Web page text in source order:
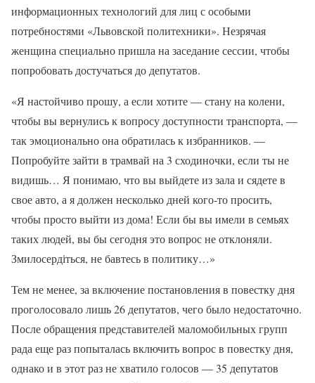
информационных технологий для лиц с особыми
потребностями «Львовской политехники». Незрячая
женщина специально пришла на заседание сессии, чтобы
попробовать достучаться до депутатов.
«Я настойчиво прошу, а если хотите — стану на колени,
чтобы вы вернулись к вопросу доступности транспорта, —
так эмоционально она обратилась к избранников. —
Попробуйте зайти в трамвай на 3 сходиночки, если ты не
видишь… Я понимаю, что вы выйдете из зала и сядете в
свое авто, а я должен несколько дней кого-то просить,
чтобы просто выйти из дома! Если бы вы имели в семьях
таких людей, вы бы сегодня это вопрос не отклоняли.
Змилосердіться, не бавтесь в политику…»
Тем не менее, за включение постановления в повестку дня
проголосовало лишь 26 депутатов, чего было недостаточно.
После обращения представителей маломобильных групп
рада еще раз попыталась включить вопрос в повестку дня,
однако и в этот раз не хватило голосов — 35 депутатов